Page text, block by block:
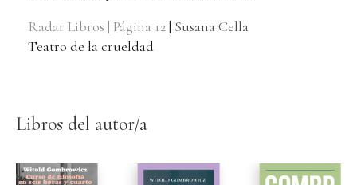
Radar Libros | Página 12| Susana Cella
Teatro de la crueldad
Libros del autor/a